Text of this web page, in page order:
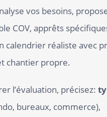
vos besoins,
COV, apprêts
calendrier réaliste avec
chantier propre.
l’évaluation, précisez:
bureaux, commerce),